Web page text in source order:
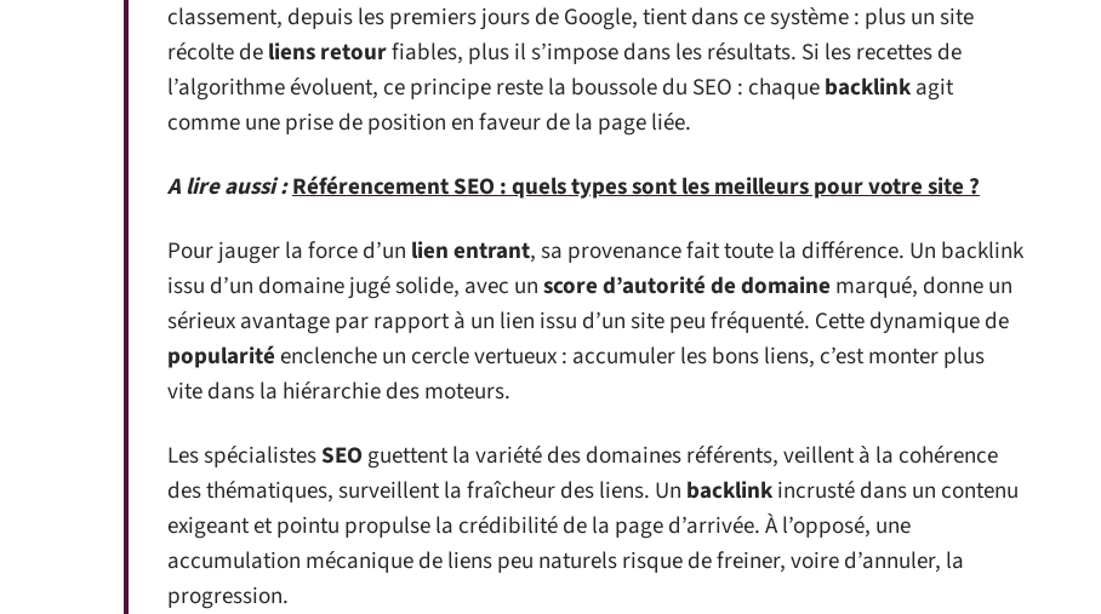
classement, depuis les premiers jours de Google, tient dans ce système : plus un site
récolte deliens retourfiables, plus il s’impose dans les résultats. Si les recettes de
l’algorithme évoluent, ce principe reste la boussole du SEO : chaquebacklinkagit
comme une prise de position en faveur de la page liée.
A lire aussi :Référencement SEO : quels types sont les meilleurs pour votre site ?
Pour jauger la force d’un lien entrant, sa provenance fait toute la différence. Un backlink
issu d’un domaine jugé solide, avec unscore d’autorité de domaine marqué, donne un
sérieux avantage par rapport à un lien issu d’un site peu fréquenté. Cette dynamique de
popularitéenclenche un cercle vertueux : accumuler les bons liens, c’est monter plus
vite dans la hiérarchie des moteurs.
Les spécialistesSEO guettent la variété des domaines référents, veillent à la cohérence
des thématiques, surveillent la fraîcheur des liens. Un backlinkincrusté dans un contenu
exigeant et pointu propulse la crédibilité de la page d’arrivée. À l’opposé, une
accumulation mécanique de liens peu naturels risque de freiner, voire d’annuler, la
progression.